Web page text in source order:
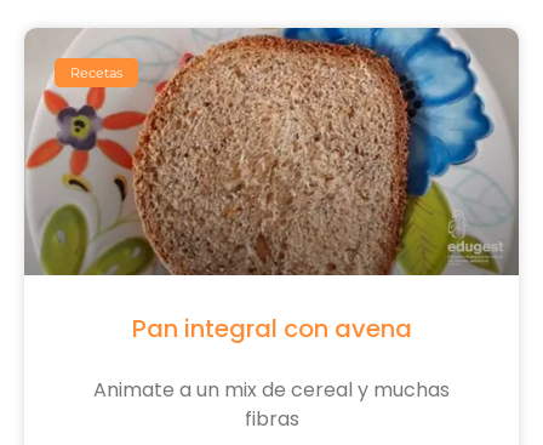
Recetas
Pan integral con avena
Animate a un mix de cereal y muchas
fibras